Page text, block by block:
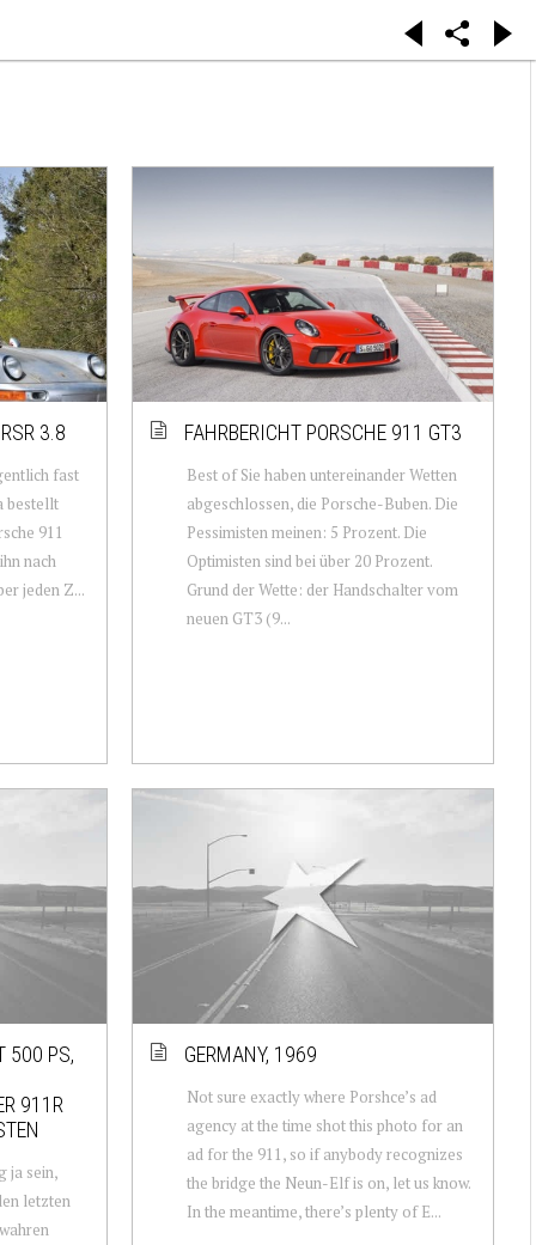
3.8
fast
bestellt
911
nach
jeden Z...
FAHRBERICHT PORSCHE 911 GT3
Best of Sie haben untereinander Wetten
abgeschlossen, die Porsche-Buben. Die
Pessimisten meinen: 5 Prozent. Die
Optimisten sind bei über 20 Prozent.
Grund der Wette: der Handschalter vom
neuen GT3 (9...
500 PS,
911R
ja sein,
letzten
GERMANY, 1969
Not sure exactly where Porshce’s ad
agency at the time shot this photo for an
ad for the 911, so if anybody recognizes
the bridge the Neun-Elf is on, let us know.
In the meantime, there’s plenty of E...